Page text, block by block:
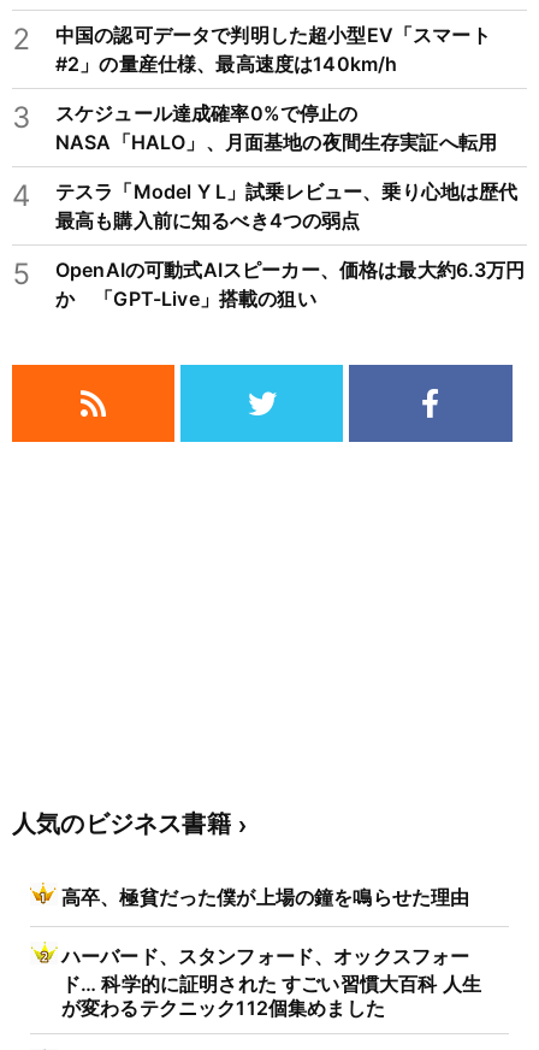
2
中国の認可データで判明した超小型EV「スマート
#2」の量産仕様、最高速度は140km/h
3
スケジュール達成確率0%で停止の
NASA「HALO」、月面基地の夜間生存実証へ転用
4
テスラ「Model Y L」試乗レビュー、乗り心地は歴代
最高も購入前に知るべき4つの弱点
5
OpenAIの可動式AIスピーカー、価格は最大約6.3万円
か 「GPT-Live」搭載の狙い
人気のビジネス書籍
高卒、極貧だった僕が上場の鐘を鳴らせた理由
ハーバード、スタンフォード、オックスフォー
ド… 科学的に証明された すごい習慣大百科 人生
が変わるテクニック112個集めました